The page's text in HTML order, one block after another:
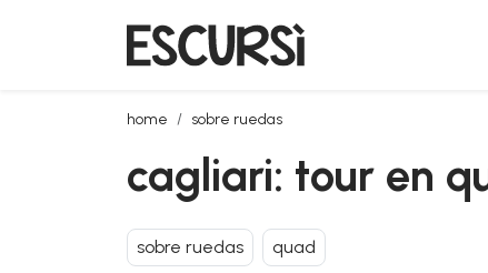
home sobre ruedas
cagliari: tour en quad desde guasila
cagliari: tour en
sobre ruedas quad